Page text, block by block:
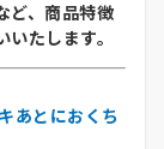
ど、商品特徴
たします。
あとにおくち